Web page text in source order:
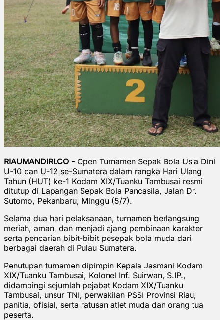
RIAUMANDIRI.CO - Open Turnamen Sepak Bola Usia Dini
U-10 dan U-12 se-Sumatera dalam rangka Hari Ulang
Tahun (HUT) ke-1 Kodam XIX/Tuanku Tambusai resmi
ditutup di Lapangan Sepak Bola Pancasila, Jalan Dr.
Sutomo, Pekanbaru, Minggu (5/7).
Selama dua hari pelaksanaan, turnamen berlangsung
meriah, aman, dan menjadi ajang pembinaan karakter
serta pencarian bibit-bibit pesepak bola muda dari
berbagai daerah di Pulau Sumatera.
Penutupan turnamen dipimpin Kepala Jasmani Kodam
XIX/Tuanku Tambusai, Kolonel Inf. Suirwan, S.IP.,
didampingi sejumlah pejabat Kodam XIX/Tuanku
Tambusai, unsur TNI, perwakilan PSSI Provinsi Riau,
panitia, ofisial, serta ratusan atlet muda dan orang tua
peserta.